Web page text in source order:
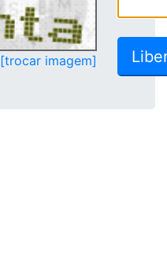
[trocar imagem]